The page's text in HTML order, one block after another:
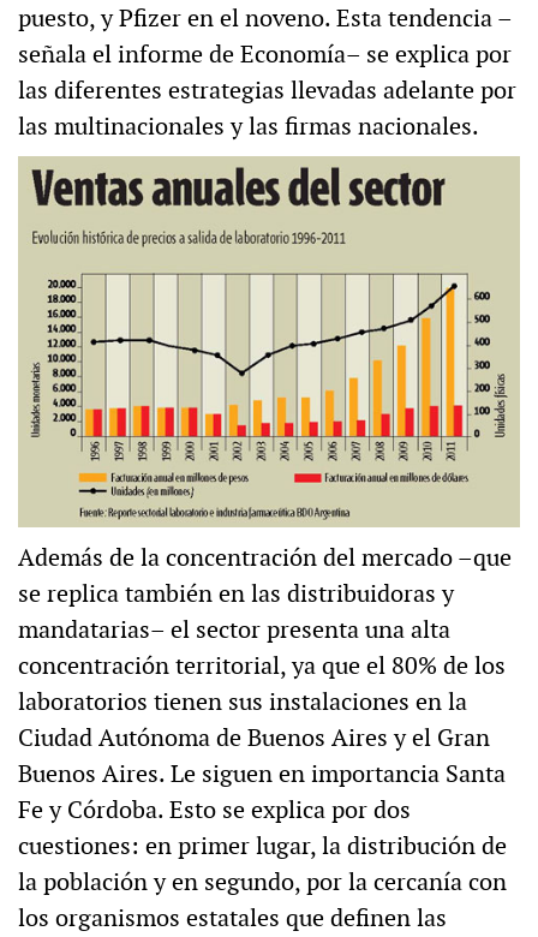
puesto, y Pfizer en el noveno. Esta tendencia –
señala el informe de Economía– se explica por
las diferentes estrategias llevadas adelante por
las multinacionales y las firmas nacionales.
Además de la concentración del mercado –que
se replica también en las distribuidoras y
mandatarias– el sector presenta una alta
concentración territorial, ya que el 80% de los
laboratorios tienen sus instalaciones en la
Ciudad Autónoma de Buenos Aires y el Gran
Buenos Aires. Le siguen en importancia Santa
Fe y Córdoba. Esto se explica por dos
cuestiones: en primer lugar, la distribución de
la población y en segundo, por la cercanía con
los organismos estatales que definen las